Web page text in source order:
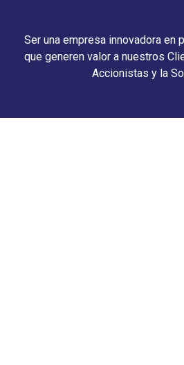
Ser una empresa innovadora
que generen valor a nuestros
Accionistas y la